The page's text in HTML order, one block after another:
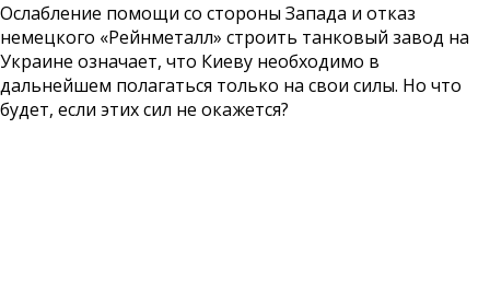
Ослабление помощи со стороны Запада и отказ
немецкого «Рейнметалл» строить танковый завод на
Украине означает, что Киеву необходимо в
дальнейшем полагаться только на свои силы. Но что
будет, если этих сил не окажется?